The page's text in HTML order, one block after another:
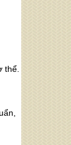
thể.